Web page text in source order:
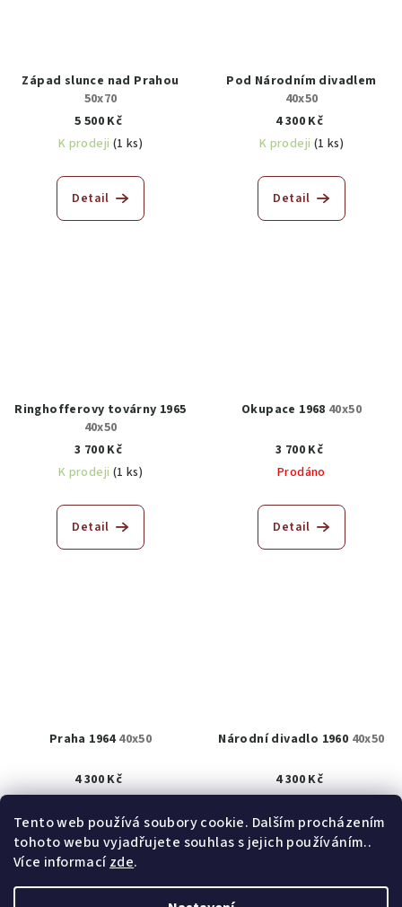
Tento web používá soubory cookie. Dalším procházením
tohoto webu vyjadřujete souhlas s jejich používáním..
Více informacízde.
Západ slunce nad Prahou
50x70
5 500 Kč
K prodeji (1 ks)
Detail
Pod Národním divadlem
40x50
4 300 Kč
K prodeji (1 ks)
Detail
Ringhofferovy továrny 1965
40x50
3 700 Kč
K prodeji (1 ks)
Detail
Okupace 1968 40x50
3 700 Kč
Prodáno
Detail
Praha 196440x50
4 300 Kč
Detail
Národní divadlo 1960 40x50
4 300 Kč